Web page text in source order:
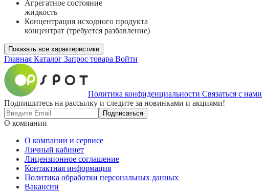
Агрегатное состояние
жидкость
Концентрация исходного продукта
концентрат (требуется разбавление)
Показать все характеристики
Главная Каталог Запрос товара Войти
Политика конфиденциальности Связаться с нами
Подпишитесь на рассылку и следите за новинками и акциями!
Подписаться
О компании
О компании и сервисе
Личный кабинет
Лицензионное соглашение
Контактная информация
Политика обработки персональных данных
Вакансии